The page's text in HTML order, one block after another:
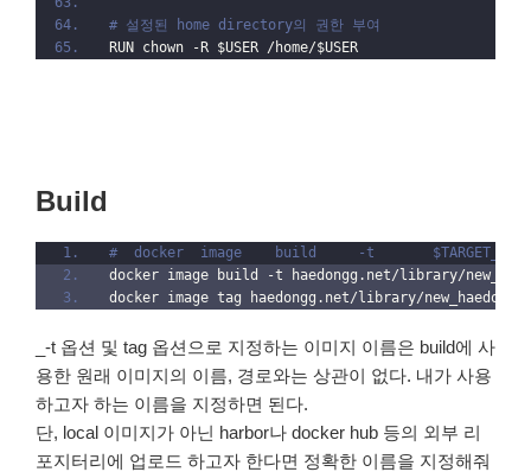
# 설정된 home directory의 권한 부여
RUN chown -R $USER /home/$USER
Build
#  docker  image    build     -t
docker image build -t haedongg.net/library/
docker image tag haedongg.net/library/
_-t 옵션 및 tag 옵션으로 지정하는 이미지 이름은 build에 사
용한 원래 이미지의 이름, 경로와는 상관이 없다. 내가 사용
하고자 하는 이름을 지정하면 된다.
단, local 이미지가 아닌 harbor나 docker hub 등의 외부 리
포지터리에 업로드 하고자 한다면 정확한 이름을 지정해줘